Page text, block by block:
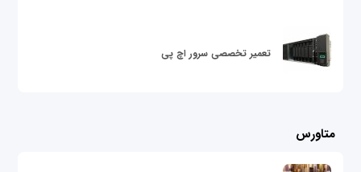
تعمیر تخصصی سرور اچ پی
متاورس